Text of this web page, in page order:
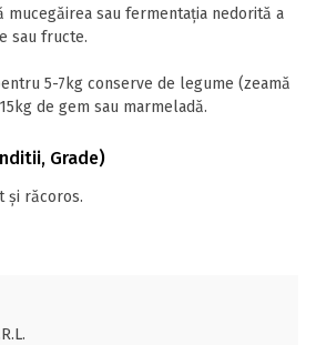
mucegăirea sau fermentaţia nedorită a
sau fructe.
5-7kg conserve de legume (zeamă
de gem sau marmeladă.
Grade)
și răcoros.